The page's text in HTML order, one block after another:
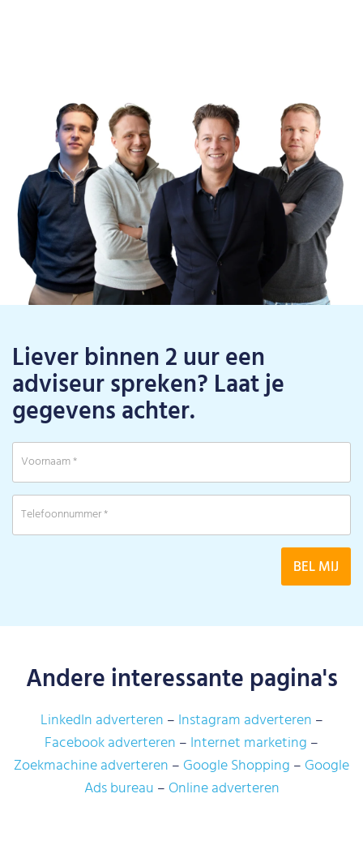
Liever binnen 2 uur een
adviseur spreken? Laat je
gegevens achter.
Andere interessante pagina's
LinkedIn adverteren
Instagram adverteren
Facebook adverteren
Internet marketing
Zoekmachine adverteren
Google Shopping
Google
Ads bureau
Online adverteren